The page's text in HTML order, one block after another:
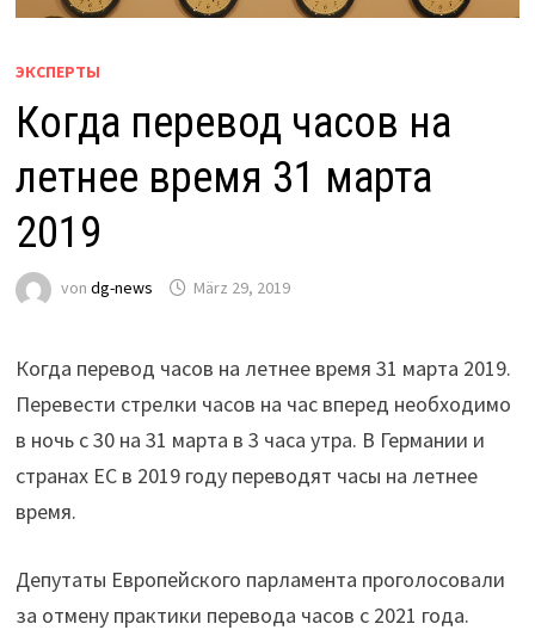
ЭКСПЕРТЫ
Когда перевод часов на
летнее время 31 марта
2019
von dg-news März 29, 2019
Когда перевод часов на летнее время 31 марта 2019.
Перевести стрелки часов на час вперед необходимо
в ночь с 30 на 31 марта в 3 часа утра. В Германии и
странах ЕС в 2019 году переводят часы на летнее
время.
Депутаты Европейского парламента проголосовали
за отмену практики перевода часов с 2021 года.